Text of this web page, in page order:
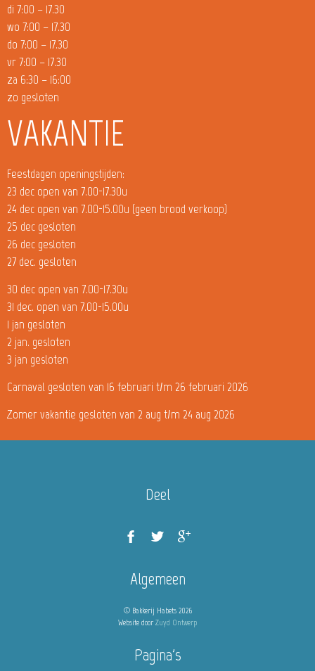
di 7:00 – 17.30
wo 7:00 – 17.30
do 7:00 – 17.30
vr 7:00 – 17.30
za 6:30 – 16:00
zo gesloten
VAKANTIE
Feestdagen openingstijden:
23 dec open van 7.00-17.30u
24 dec open van 7.00-15.00u (geen brood verkoop)
25 dec gesloten
26 dec gesloten
27 dec. gesloten
30 dec open van 7.00-17.30u
31 dec. open van 7.00-15.00u
1 jan gesloten
2 jan. gesloten
3 jan gesloten
Carnaval gesloten van 16 februari t/m 26 februari 2026
Zomer vakantie gesloten van 2 aug t/m 24 aug 2026
Deel
Algemeen
© Bakkerij Habets 2026
Website door Zuyd Ontwerp
Pagina's